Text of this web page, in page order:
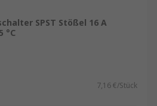
SPST Stößel 16 A
°C
7,16 €/Stück